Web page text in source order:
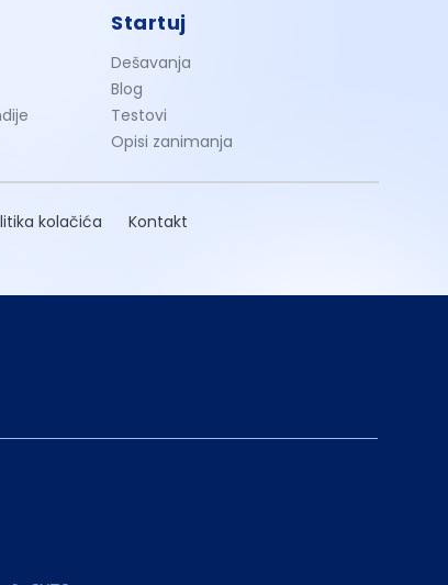
Startuj
Dešavanja
Blog
Testovi
Opisi zanimanja
kolačića Kontakt